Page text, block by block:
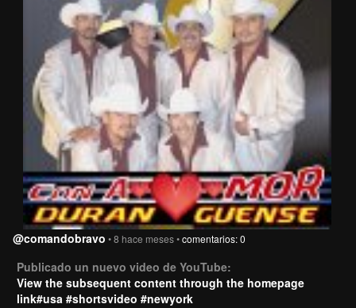
@comandobravo • 8 hace meses •comentarios: 0
Publicado un nuevo video de YouTube:
View the subsequent content through the homepage
link#usa #shortsvideo #newyork